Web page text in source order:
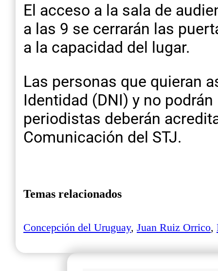
El acceso a la sala de
a las 9 se cerrarán las
a la capacidad del lugar.
Las personas que quieran
Identidad (DNI) y no
periodistas deberán
Comunicación del STJ.
Temas relacionados
Concepción del Uruguay, Juan Ruiz Orrico,